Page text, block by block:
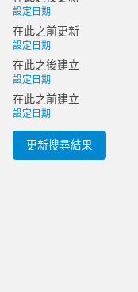
設定日期
在此之前更新
設定日期
在此之後建立
設定日期
在此之前建立
設定日期
更新搜尋結果